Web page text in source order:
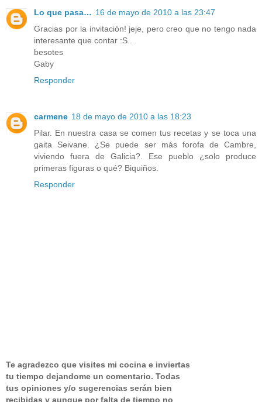
Lo que pasa… 16 de mayo de 2010 a las 23:47
Gracias por la invitación! jeje, pero creo que no tengo nada
interesante que contar :S..
besotes
Gaby
Responder
carmene 18 de mayo de 2010 a las 18:23
Pilar. En nuestra casa se comen tus recetas y se toca una
gaita Seivane. ¿Se puede ser más forofa de Cambre,
viviendo fuera de Galicia?. Ese pueblo ¿solo produce
primeras figuras o qué? Biquiños.
Responder
Te agradezco que visites mi cocina e inviertas
tu tiempo dejandome un comentario. Todas
tus opiniones y/o sugerencias serán bien
recibidas y aunque por falta de tiempo no